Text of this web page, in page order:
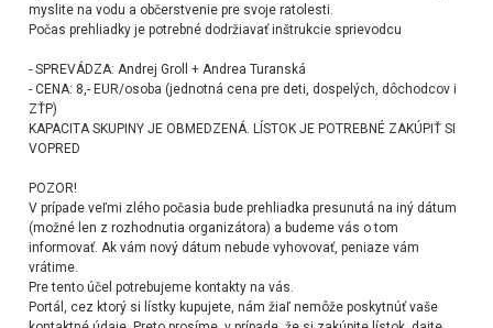
myslite na vodu a občerstvenie pre svoje ratolesti.
Počas prehliadky je potrebné dodržiavať inštrukcie sprievodcu
- SPREVÁDZA: Andrej Groll + Andrea Turanská
- CENA: 8,- EUR/osoba (jednotná cena pre deti, dospelých, dôchodcov i
ZŤP)
KAPACITA SKUPINY JE OBMEDZENÁ. LÍSTOK JE POTREBNÉ ZAKÚPIŤ SI
VOPRED
POZOR!
V prípade veľmi zlého počasia bude prehliadka presunutá na iný dátum
(možné len z rozhodnutia organizátora) a budeme vás o tom
informovať. Ak vám nový dátum nebude vyhovovať, peniaze vám
vrátime.
Pre tento účel potrebujeme kontakty na vás.
Portál, cez ktorý si lístky kupujete, nám žiaľ nemôže poskytnúť vaše